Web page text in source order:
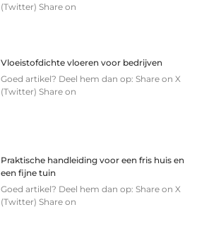
(Twitter) Share on
Vloeistofdichte vloeren voor bedrijven
Goed artikel? Deel hem dan op: Share on X
(Twitter) Share on
Praktische handleiding voor een fris huis en
een fijne tuin
Goed artikel? Deel hem dan op: Share on X
(Twitter) Share on